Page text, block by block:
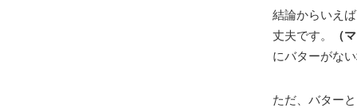
結論からいえ
丈夫です。
（
にバターがな
ただ、バター